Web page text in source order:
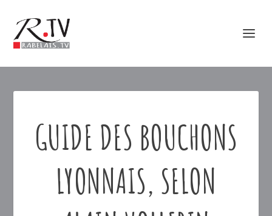
GUIDE DES BOUCHONS
LYONNAIS, SELON